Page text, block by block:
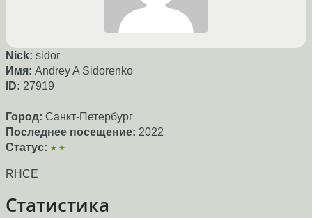
Nick: sidor
Имя: Andrey A Sidorenko
ID: 27919
Город: Санкт-Петербург
Последнее посещение: 2022
Статус: ★★
RHCE
Статистика